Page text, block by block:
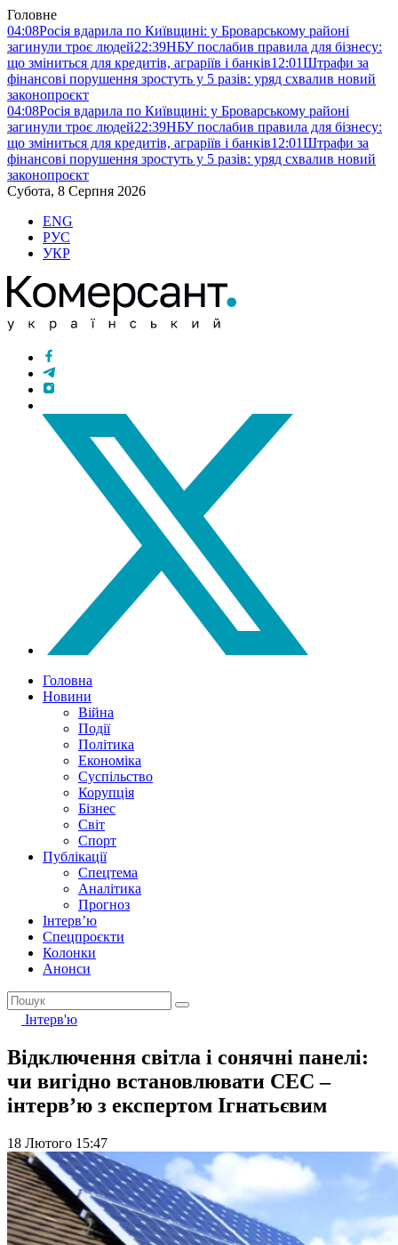
Головне
04:08Росія вдарила по Київщині: у Броварському районі
загинули троє людей22:39НБУ послабив правила для бізнесу:
що зміниться для кредитів, аграріїв і банків12:01Штрафи за
фінансові порушення зростуть у 5 разів: уряд схвалив новий
законопроєкт
04:08Росія вдарила по Київщині: у Броварському районі
загинули троє людей22:39НБУ послабив правила для бізнесу:
що зміниться для кредитів, аграріїв і банків12:01Штрафи за
фінансові порушення зростуть у 5 разів: уряд схвалив новий
законопроєкт
Субота, 8 Серпня 2026
ENG
РУС
УКР
Головна
Новини
Війна
Події
Політика
Економіка
Суспільство
Корупція
Бізнес
Світ
Спорт
Публікації
Спецтема
Аналітика
Прогноз
Інтерв’ю
Спецпроєкти
Колонки
Анонси
Інтерв'ю
Відключення світла і сонячні панелі:
чи вигідно встановлювати СЕС –
інтерв’ю з експертом Ігнатьєвим
18 Лютого 15:47